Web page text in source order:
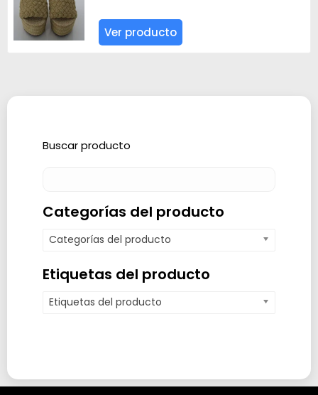
Ver producto
Buscar producto
Categorías del producto
Categorías del producto
Etiquetas del producto
Etiquetas del producto